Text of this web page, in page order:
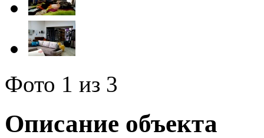
Фото 1 из 3
Описание объекта